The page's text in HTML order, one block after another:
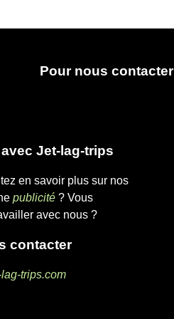
Pour nous contacter
Jet-lag-trips
en savoir plus sur nos
publicité ? Vous
avec nous ?
contacter
trips.com